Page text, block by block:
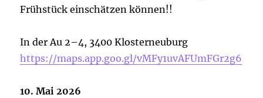
Frühstück einschätzen können!!
In der Au 2–4, 3400 Klosterneuburg
https://maps.app.goo.gl/vMFy1uvAFUmFGr2g6
10. Mai 2026